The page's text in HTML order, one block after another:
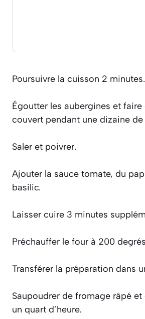
Poursuivre la cuisson 2 minutes.
Égoutter les aubergines et
couvert pendant une dizaine de
Saler et poivrer.
Ajouter la sauce tomate, du
basilic.
Laisser cuire 3 minutes
Préchauffer le four à 200
Transférer la préparation dans
Saupoudrer de fromage râpé
un quart d’heure.